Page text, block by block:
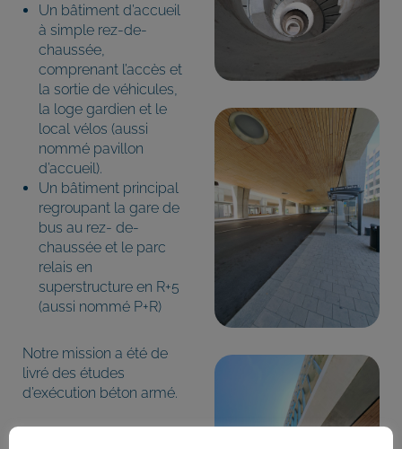
Un bâtiment d’accueil
à simple rez-de-
chaussée,
comprenant l’accès et
la sortie de véhicules,
la loge gardien et le
local vélos (aussi
nommé pavillon
d’accueil).
Un bâtiment principal
regroupant la gare de
bus au rez- de-
chaussée et le parc
relais en
superstructure en R+5
(aussi nommé P+R)
Notre mission a été de
livré des études
d’exécution béton armé.